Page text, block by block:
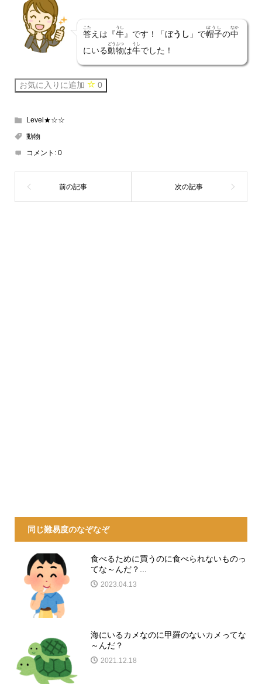
答
こた
えは『牛
うし
』です！「ぼうし 」で帽子
ぼうし
の中
なか
にいる動物
どうぶつ
は牛
うし
でした！
お気に入りに追加 0
Level★☆☆
動物
コメント: 0
同じ難易度のなぞなぞ
食べるために買うのに食べられないものっ
てな～んだ？...
2023.04.13
海にいるカメなのに甲羅のないカメってな
～んだ？
2021.12.18